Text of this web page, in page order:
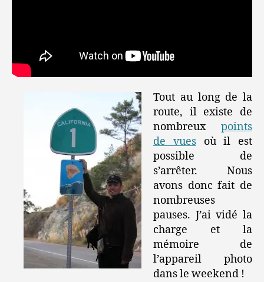
Tout au long de la
route, il existe de
nombreux points
de vuesoù il est
possible de
s’arrêter. Nous
avons donc fait de
nombreuses
pauses. J’ai vidé la
charge et la
mémoire de
l’appareil photo
dans le weekend !